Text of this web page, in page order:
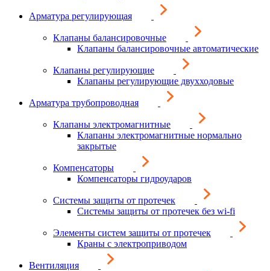
Арматура регулирующая
Клапаны балансировочные
Клапаны балансировочные автоматические
Клапаны регулирующие
Клапаны регулирующие двухходовые
Арматура трубопроводная
Клапаны электромагнитные
Клапаны электромагнитные нормально
закрытые
Компенсаторы
Компенсаторы гидроударов
Системы защиты от протечек
Системы защиты от протечек без wi-fi
Элементы систем защиты от протечек
Краны с электроприводом
Вентиляция